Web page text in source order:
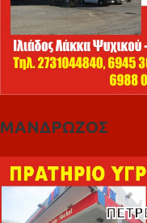
ΜΑΝΔΡΩΖΟΣ